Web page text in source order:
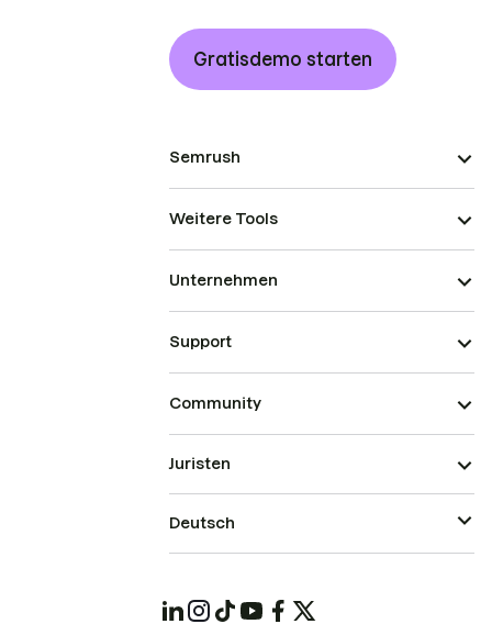
Gratisdemo starten
Semrush
Weitere Tools
Unternehmen
Support
Community
Juristen
Deutsch